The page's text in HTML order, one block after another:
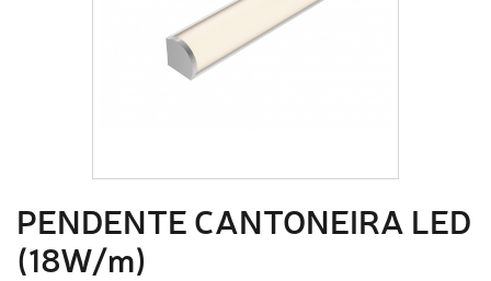
PENDENTE CANTONEIRA LED
(18W/m)